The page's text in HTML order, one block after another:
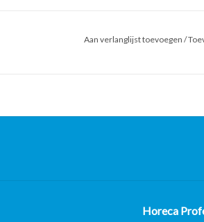
Aan verlanglijst toevoegen /
Horeca